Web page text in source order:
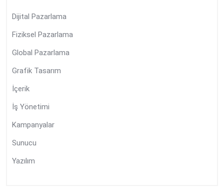
Dijital Pazarlama
Fiziksel Pazarlama
Global Pazarlama
Grafik Tasarım
İçerik
İş Yönetimi
Kampanyalar
Sunucu
Yazılım